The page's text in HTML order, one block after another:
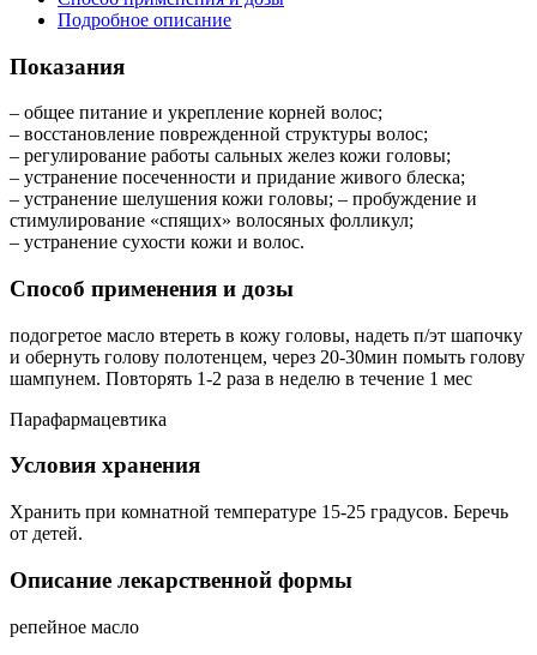
Подробное описание
Показания
– общее питание и укрепление корней волос;
– восстановление поврежденной структуры волос;
– регулирование работы сальных желез кожи головы;
– устранение посеченности и придание живого блеска;
– устранение шелушения кожи головы; – пробуждение и
стимулирование «спящих» волосяных фолликул;
– устранение сухости кожи и волос.
Способ применения и дозы
подогретое масло втереть в кожу головы, надеть п/эт шапочку
и обернуть голову полотенцем, через 20-30мин помыть голову
шампунем. Повторять 1-2 раза в неделю в течение 1 мес
Парафармацевтика
Условия хранения
Хранить при комнатной температуре 15-25 градусов. Беречь
от детей.
Описание лекарственной формы
репейное масло